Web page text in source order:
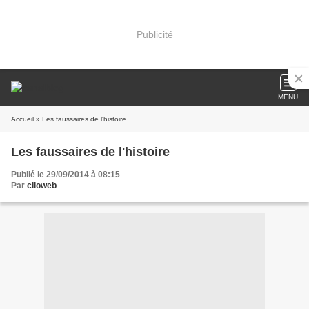
Publicité
MENU
Accueil » Les faussaires de l'histoire
Les faussaires de l'histoire
Publié le 29/09/2014 à 08:15
Par clioweb